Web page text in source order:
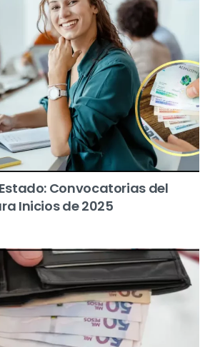
Convocatorias del
Inicios de 2025